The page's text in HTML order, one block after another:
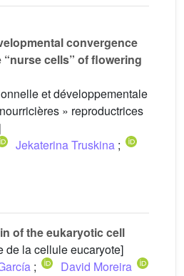
convergence
cells” of flowering
et développementale
» reproductrices
Jekaterina Truskina ;
of the eukaryotic cell
de la cellule eucaryote]
; David Moreira